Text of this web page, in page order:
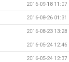
2016-09-18 11:07
2016-08-26 01:31
2016-08-23 13:28
2016-05-24 12:46
2016-05-24 12:37